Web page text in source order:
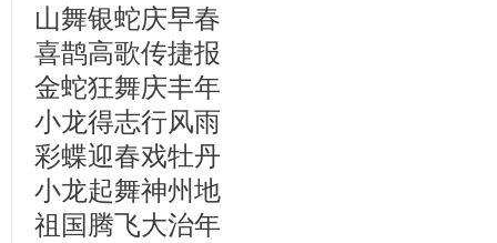
山舞银蛇庆早春
喜鹊高歌传捷报
金蛇狂舞庆丰年
小龙得志行风雨
彩蝶迎春戏牡丹
小龙起舞神州地
祖国腾飞大治年